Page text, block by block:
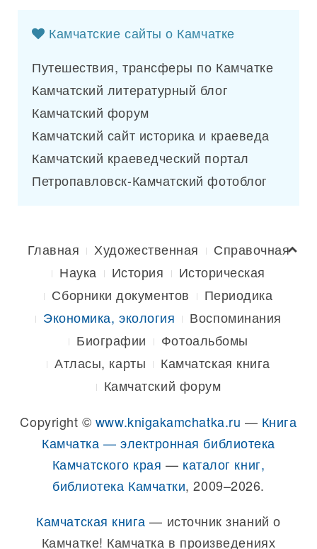
Камчатские сайты о Камчатке
Путешествия, трансферы по Камчатке
Камчатский литературный блог
Камчатский форум
Камчатский сайт историка и краеведа
Камчатский краеведческий портал
Петропавловск-Камчатский фотоблог
Главная Художественная
Справочная
Наука
История
Историческая
Сборники документов
Периодика
Экономика, экология
Воспоминания
Биографии
Фотоальбомы
Атласы, карты
Камчатская книга
Камчатский форум
Copyright © www.knigakamchatka.ru — Книга
Камчатка — электронная библиотека
Камчатского края — каталог книг,
библиотека Камчатки, 2009–2026.
Камчатская книга — источник знаний о
Камчатке! Камчатка в произведениях